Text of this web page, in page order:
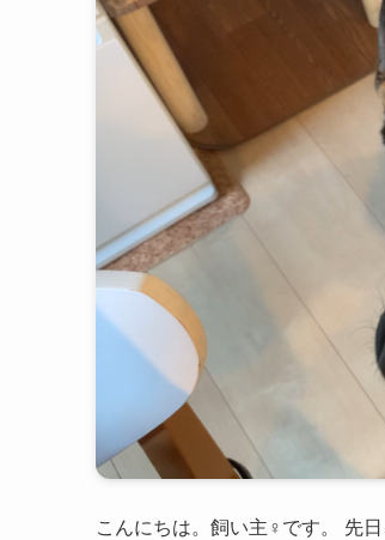
こんにちは。飼い主♀です。 先